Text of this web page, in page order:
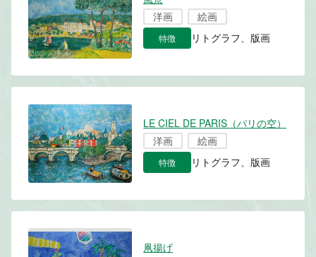
洋画
絵画
特徴 リトグラフ、版画
LE CIEL DE PARIS（パリの空）
洋画
絵画
特徴 リトグラフ、版画
凧揚げ